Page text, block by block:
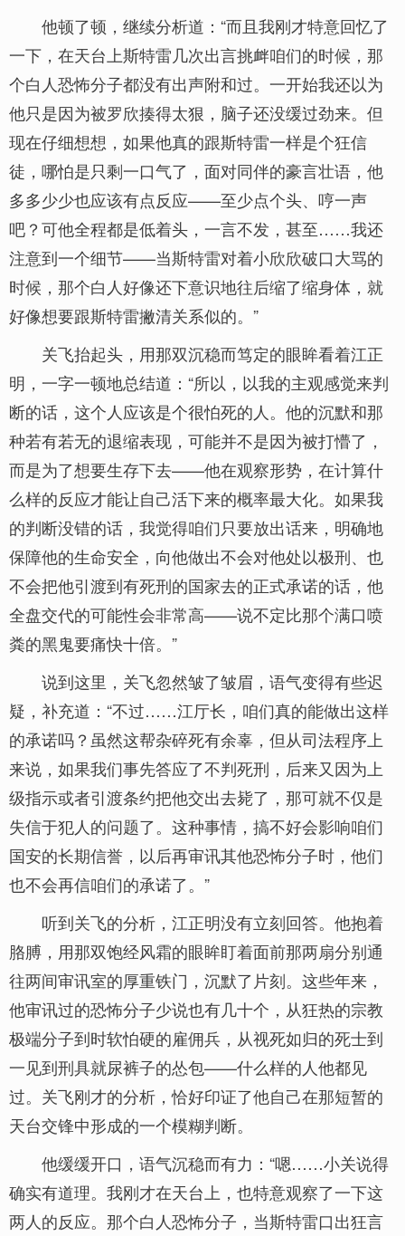
他顿了顿，继续分析道：“而且我刚才特意回忆了
一下，在天台上斯特雷几次出言挑衅咱们的时候，那
个白人恐怖分子都没有出声附和过。一开始我还以为
他只是因为被罗欣揍得太狠，脑子还没缓过劲来。但
现在仔细想想，如果他真的跟斯特雷一样是个狂信
徒，哪怕是只剩一口气了，面对同伴的豪言壮语，他
多多少少也应该有点反应——至少点个头、哼一声
吧？可他全程都是低着头，一言不发，甚至……我还
注意到一个细节——当斯特雷对着小欣欣破口大骂的
时候，那个白人好像还下意识地往后缩了缩身体，就
好像想要跟斯特雷撇清关系似的。”
关飞抬起头，用那双沉稳而笃定的眼眸看着江正
明，一字一顿地总结道：“所以，以我的主观感觉来判
断的话，这个人应该是个很怕死的人。他的沉默和那
种若有若无的退缩表现，可能并不是因为被打懵了，
而是为了想要生存下去——他在观察形势，在计算什
么样的反应才能让自己活下来的概率最大化。如果我
的判断没错的话，我觉得咱们只要放出话来，明确地
保障他的生命安全，向他做出不会对他处以极刑、也
不会把他引渡到有死刑的国家去的正式承诺的话，他
全盘交代的可能性会非常高——说不定比那个满口喷
粪的黑鬼要痛快十倍。”
说到这里，关飞忽然皱了皱眉，语气变得有些迟
疑，补充道：“不过……江厅长，咱们真的能做出这样
的承诺吗？虽然这帮杂碎死有余辜，但从司法程序上
来说，如果我们事先答应了不判死刑，后来又因为上
级指示或者引渡条约把他交出去毙了，那可就不仅是
失信于犯人的问题了。这种事情，搞不好会影响咱们
国安的长期信誉，以后再审讯其他恐怖分子时，他们
也不会再信咱们的承诺了。”
听到关飞的分析，江正明没有立刻回答。他抱着
胳膊，用那双饱经风霜的眼眸盯着面前那两扇分别通
往两间审讯室的厚重铁门，沉默了片刻。这些年来，
他审讯过的恐怖分子少说也有几十个，从狂热的宗教
极端分子到时软怕硬的雇佣兵，从视死如归的死士到
一见到刑具就尿裤子的怂包——什么样的人他都见
过。关飞刚才的分析，恰好印证了他自己在那短暂的
天台交锋中形成的一个模糊判断。
他缓缓开口，语气沉稳而有力：“嗯……小关说得
确实有道理。我刚才在天台上，也特意观察了一下这
两人的反应。那个白人恐怖分子，当斯特雷口出狂言